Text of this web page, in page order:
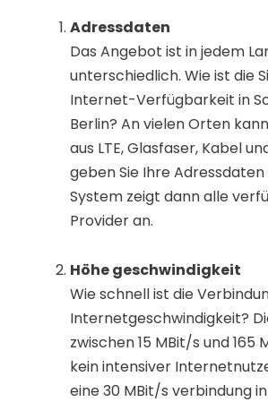
Adressdaten
Das Angebot ist in jedem
unterschiedlich. Wie ist die
Internet-Verfügbarkeit in
Berlin? An vielen Orten
aus LTE, Glasfaser, Kabel
geben Sie Ihre Adressdaten
System zeigt dann alle
Provider an.
Höhe geschwindigkeit
Wie schnell ist die
Internetgeschwindigkeit?
zwischen 15 MBit/s und 165
kein intensiver
eine 30 MBit/s verbindung